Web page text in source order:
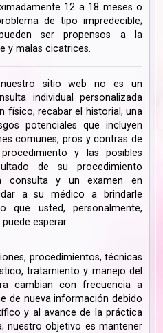
12 a 18 meses o
de tipo impredecible;
ser propensos a la
y malas cicatrices.
sitio web no es un
individual personalizada
físico, recabar el historial, una
potenciales que incluyen
comunes, pros y contras de
y las posibles
de su procedimiento
consulta y un examen en
a su médico a brindarle
que usted, personalmente,
esperar.
procedimientos, técnicas
tratamiento y manejo del
cambian con frecuencia a
de nueva información debido
y al avance de la práctica
nuestro objetivo es mantener